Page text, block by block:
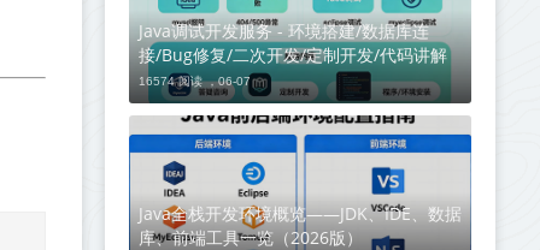
Java调试开发服务 - 环境搭建/数据库连
接/Bug修复/二次开发/定制开发/代码讲解
16574 阅读 ，06-07
Java全栈开发环境概览——JDK、IDE、数据
库、前端工具一览（2026版）